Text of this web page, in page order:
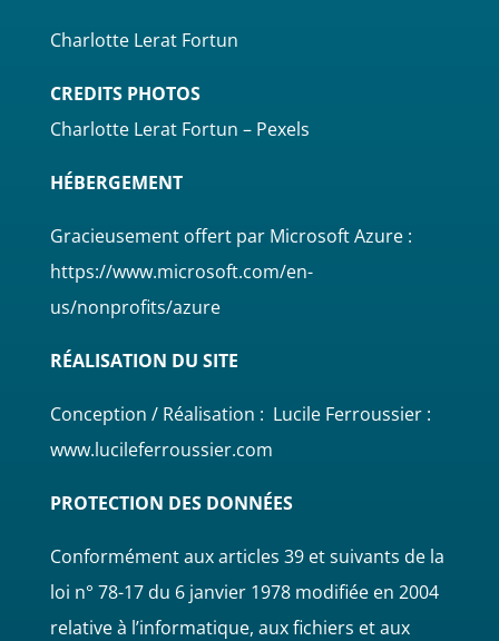
Charlotte Lerat Fortun
CREDITS PHOTOS
Charlotte Lerat Fortun – Pexels
HÉBERGEMENT
Gracieusement offert par Microsoft Azure :
https://www.microsoft.com/en-
us/nonprofits/azure
RÉALISATION DU SITE
Conception / Réalisation : Lucile Ferroussier :
www.lucileferroussier.com
PROTECTION DES DONNÉES
Conformément aux articles 39 et suivants de la
loi n° 78-17 du 6 janvier 1978 modifiée en 2004
relative à l’informatique, aux fichiers et aux